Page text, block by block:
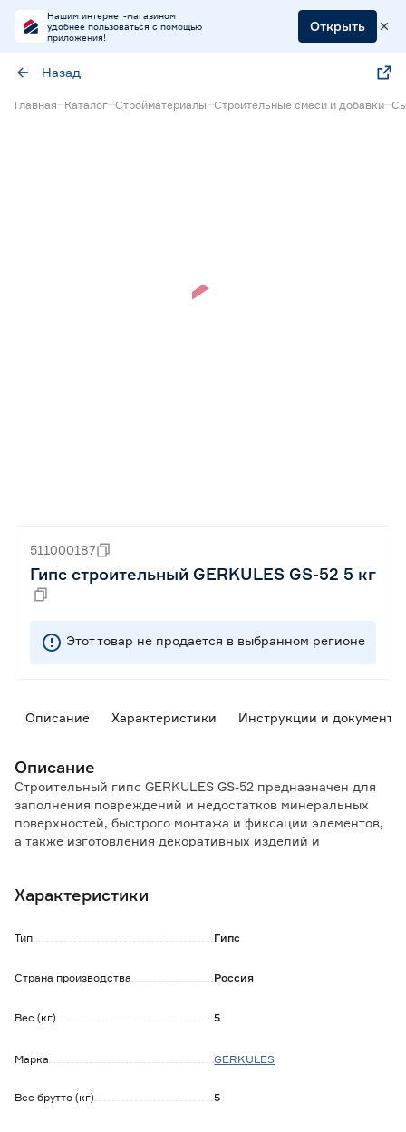
Нашим интернет-магазином
удобнее пользоваться с помощью
приложения!
Открыть
Назад
Главная Каталог Стройматериалы Строительные смеси и добавки
511000187
Гипс строительный GERKULES GS-52 5 кг
Этот товар не продается в выбранном регионе
Описание Характеристики Инструкции и документы
Описание
Строительный гипс GERKULES GS-52 предназначен для
заполнения повреждений и недостатков минеральных
поверхностей, быстрого монтажа и фиксации элементов,
а также изготовления декоративных изделий и
даёт усадки. Только для внутренних работ.
Особенности и преимущества:
- натуральный и экологичный материал.
Характеристики
Тип Гипс
Страна производства Россия
Вес (кг) 5
Марка GERKULES
Вес брутто (кг) 5